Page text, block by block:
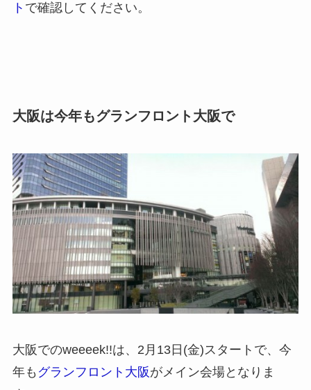
ト で確認してください。
大阪は今年もグランフロント大阪で
大阪でのweeeek!!は、2月13日(金)スタートで、今
年も グランフロント大阪がメイン会場となりま